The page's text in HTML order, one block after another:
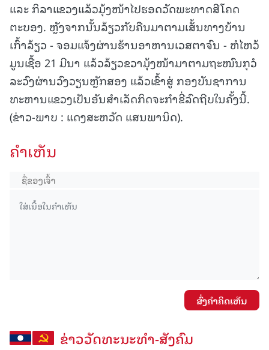
ແລະ ກິລາແຂວງແລ້ວມຸ້ງໜ້າໄປຮອດວັດພະທາດສີໂຄດ
ຕະບອງ. ຫຼັງຈາກນັ້ນລ້ຽວກັບຄືນມາຕາມເສັ້ນທາງບ້ານ
ເກົ້າລ້ຽວ - ຈອມແຈ້ງຜ່ານຮ້ານອາຫານເວສຕາຈົນ - ຫໍໄຫວ້
ມູນເຊື້ອ 21 ມີນາ ແລ້ວລ້ຽວຂວາມຸ້ງໜ້າມາຕາມຖະໜົນກຸວໍ
ລະວົງຜ່ານວົງວຽນຫຼັກສອງ ແລ້ວເຂົ້າສູ່ ກອງບັນຊາການ
ທະຫານແຂວງເປັນອັນສໍາເລັດກິດຈະກໍາຂີ່ລົດຖີບໃນຄັ້ງນີ້.
(ຂ່າວ-ພາບ : ແດງສະຫວັດ ແສນພານິດ).
ຄໍາເຫັນ
ສົ່ງຄໍາຄິດເຫັນ
ຂ່າວວັດທະນະທຳ-ສັງຄົມ